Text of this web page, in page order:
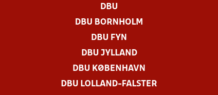
DBU
DBU BORNHOLM
DBU FYN
DBU JYLLAND
DBU KØBENHAVN
DBU LOLLAND-FALSTER